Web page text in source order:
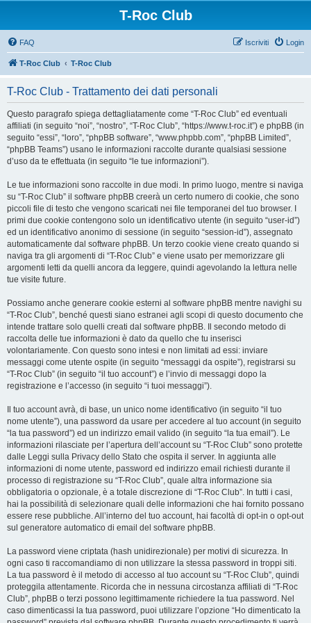
T-Roc Club
FAQ Login
Iscriviti
T-Roc Club T-Roc Club
T-Roc Club - Trattamento dei dati personali
Questo paragrafo spiega dettagliatamente come “T-Roc Club” ed eventuali
affiliati (in seguito “noi”, “nostro”, “T-Roc Club”, “https://www.t-roc.it”) e phpBB (in
seguito “essi”, “loro”, “phpBB software”, “www.phpbb.com”, “phpBB Limited”,
“phpBB Teams”) usano le informazioni raccolte durante qualsiasi sessione
d’uso da te effettuata (in seguito “le tue informazioni”).
Le tue informazioni sono raccolte in due modi. In primo luogo, mentre si naviga
su “T-Roc Club” il software phpBB creerà un certo numero di cookie, che sono
piccoli file di testo che vengono scaricati nei file temporanei del tuo browser. I
primi due cookie contengono solo un identificativo utente (in seguito “user-id”)
ed un identificativo anonimo di sessione (in seguito “session-id”), assegnato
automaticamente dal software phpBB. Un terzo cookie viene creato quando si
naviga tra gli argomenti di “T-Roc Club” e viene usato per memorizzare gli
argomenti letti da quelli ancora da leggere, quindi agevolando la lettura nelle
tue visite future.
Possiamo anche generare cookie esterni al software phpBB mentre navighi su
“T-Roc Club”, benché questi siano estranei agli scopi di questo documento che
intende trattare solo quelli creati dal software phpBB. Il secondo metodo di
raccolta delle tue informazioni è dato da quello che tu inserisci
volontariamente. Con questo sono intesi e non limitati ad essi: inviare
messaggi come utente ospite (in seguito “messaggi da ospite”), registrarsi su
“T-Roc Club” (in seguito “il tuo account”) e l’invio di messaggi dopo la
registrazione e l’accesso (in seguito “i tuoi messaggi”).
Il tuo account avrà, di base, un unico nome identificativo (in seguito “il tuo
nome utente”), una password da usare per accedere al tuo account (in seguito
“la tua password”) ed un indirizzo email valido (in seguito “la tua email”). Le
informazioni rilasciate per l’apertura dell’account su “T-Roc Club” sono protette
dalle Leggi sulla Privacy dello Stato che ospita il server. In aggiunta alle
informazioni di nome utente, password ed indirizzo email richiesti durante il
processo di registrazione su “T-Roc Club”, quale altra informazione sia
obbligatoria o opzionale, è a totale discrezione di “T-Roc Club”. In tutti i casi,
hai la possibilità di selezionare quali delle informazioni che hai fornito possano
essere rese pubbliche. All’interno del tuo account, hai facoltà di opt-in o opt-out
sul generatore automatico di email del software phpBB.
La password viene criptata (hash unidirezionale) per motivi di sicurezza. In
ogni caso ti raccomandiamo di non utilizzare la stessa password in troppi siti.
La tua password è il metodo di accesso al tuo account su “T-Roc Club”, quindi
proteggila attentamente. Ricorda che in nessuna circostanza affiliati di “T-Roc
Club”, phpBB o terzi possono legittimamente richiedere la tua password. Nel
caso dimenticassi la tua password, puoi utilizzare l’opzione “Ho dimenticato la